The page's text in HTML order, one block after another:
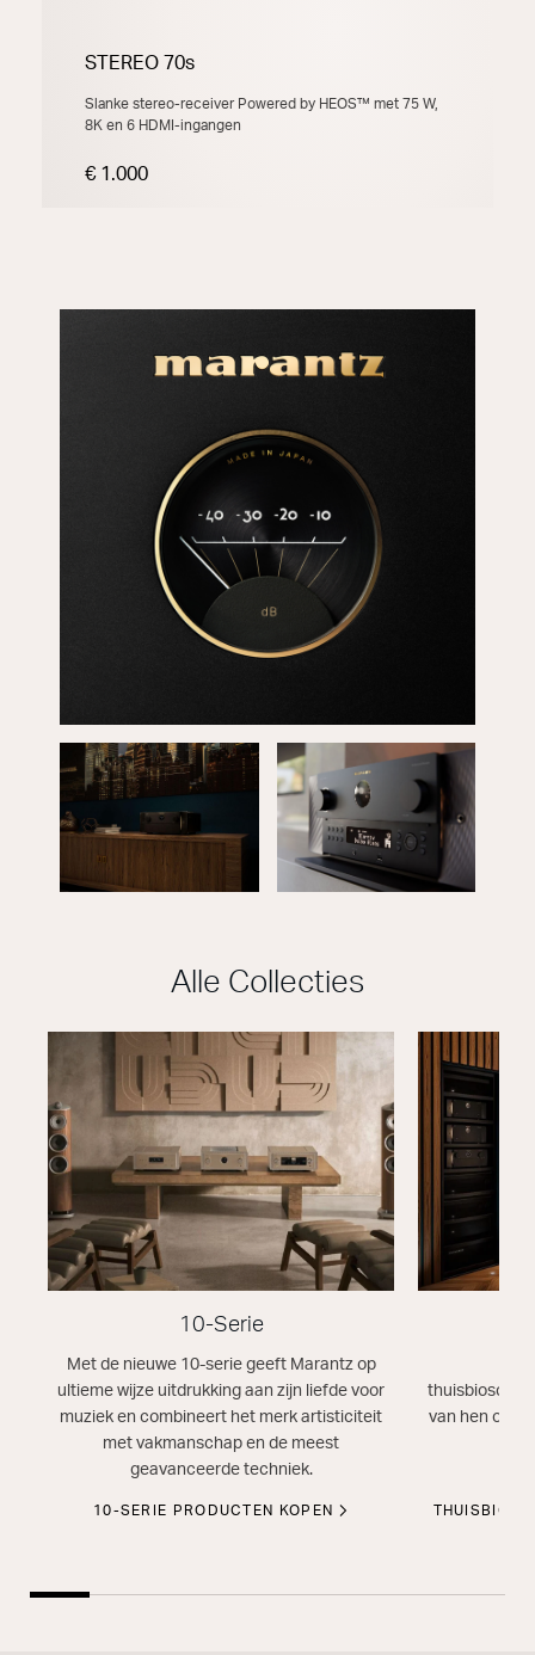
STEREO 70s
Slanke stereo-receiver Powered by HEOS™ met 75 W,
8K en 6 HDMI-ingangen
€ 1.000
Alle Collecties
10-Serie
Met de nieuwe 10-serie geeft Marantz op
ultieme wijze uitdrukking aan zijn liefde voor
muziek en combineert het merk artisticiteit
met vakmanschap en de meest
geavanceerde techniek.
10-SERIE PRODUCTEN KOPEN
van hen